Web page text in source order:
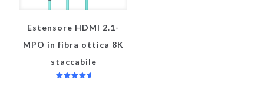
Estensore HDMI 2.1-
MPO in fibra ottica 8K
staccabile